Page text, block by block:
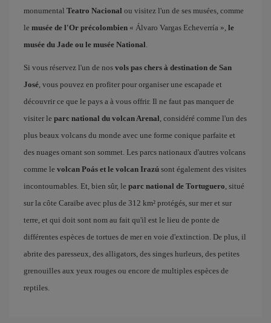
monumental Teatro Nacional ou visitez l'un de ses musées, comme
le musée de l'Or précolombien « Álvaro Vargas Echeverría », le
musée du Jade ou le musée National.
Si vous réservez l'un de nos vols pas chers à destination de San
José, vous pouvez en profiter pour organiser une escapade et
découvrir ce que le pays a à vous offrir. Il ne faut pas manquer de
visiter le parc national du volcan Arenal, considéré comme l'un des
plus beaux volcans du monde avec une forme conique parfaite et
des nuages ornant son sommet. Les parcs nationaux d'autres volcans
comme le volcan Poás et le volcan Irazú sont également des visites
incontournables. Et, bien sûr, le parc national de Tortuguero, situé
sur la côte Caraïbe avec plus de 312 km² protégés, sur mer et sur
terre, et qui doit sont nom au fait qu'il est le lieu de ponte de
différentes espèces de tortues de mer en voie d'extinction. De plus, il
abrite des paresseux, des alligators, des singes hurleurs, des petites
grenouilles aux yeux rouges ou encore de multiples espèces de
reptiles.